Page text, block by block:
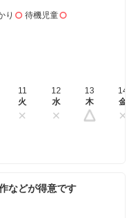
り 待機児童
11
火
12
水
13
木
14
金
などが得意です